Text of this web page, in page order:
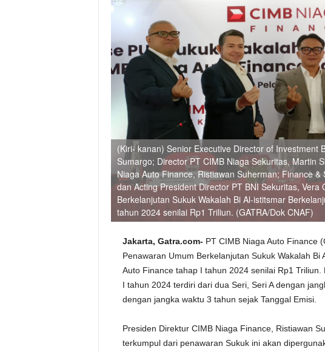
(Kiri- kanan) Senior Executive Director of Investment
Sumargo; Director PT CIMB Niaga Sekuritas, Martin
Niaga Auto Finance, Ristiawan Suherman; Finance
dan Acting President Director PT BNI Sekuritas,
Berkelanjutan Sukuk Wakalah Bi Al-istitsmar
tahun 2024 senilai Rp1 Triliun. (GATRA/Dok CNAF)
Jakarta, Gatra.com- PT CIMB Niaga Auto Finance
Penawaran Umum Berkelanjutan Sukuk Wakalah
Auto Finance tahap I tahun 2024 senilai Rp1
I tahun 2024 terdiri dari dua Seri, Seri A dengan
dengan jangka waktu 3 tahun sejak Tanggal Emisi.
Presiden Direktur CIMB Niaga Finance, Ristiawan
terkumpul dari penawaran Sukuk ini akan